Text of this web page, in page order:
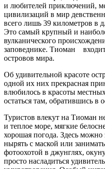
и любителей приключений,
цивилизаций в мир
всего лишь 39 километров в
Это самый крупный и
вулканического
заповеднике. Тиоман
островов мира.
Об удивительной красоте
одной их них прекрасная
влюбилось в красоты
остаться там, обратившись в
Туристов влекут на Тиоман
и теплое море, мягкие
хорошая погода. Здесь можно
нырять с маской или
фотоохотой в джунглях,
просто насладиться